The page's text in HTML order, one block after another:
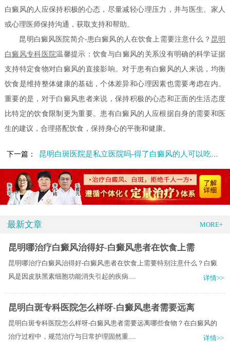
白癜风的人应保持积极的心态，尽量减轻心理压力，并与医生、家人
或心理医师保持沟通，获取支持和帮助。
昆明白癜风医院简介-患白癜风的人在饮食上需要注意什么？ 昆明
白癜风专科医院温馨提示：饮食与白癜风的关系没有明确的科学证据
支持特定食物对白癜风的直接影响。对于患有白癜风的人来说，均衡
饮食是维持整体健康的基础，个体差异和心理因素也需要考虑在内。
重要的是，对于白癜风患者来说，保持积极的心态和正面的生活态度
比特定的饮食限制更为重要。患有白癜风的人应根据自身的需要和医
生的建议，合理搭配饮食，保持身心的平衡和健康。
下一篇： 昆明白斑医院是私立医院吗-得了白癜风的人可以吃花生吗
最新文章 MORE+
昆明哪治疗白癜风治得好-白癜风患者在饮食上需
昆明哪治疗白癜风治得好-白癜风患者在饮食上需要特别注意什么？白癜
风是因皮肤黑素细胞功能消失引起的疾病.....
详情>>
昆明白斑专科医院怎么样呀-白癜风患者需要远离
昆明白斑专科医院怎么样呀-白癜风患者需要远离哪些食物？在白癜风的
治疗过程中，规范治疗与日常护理固然重.....
详情>>